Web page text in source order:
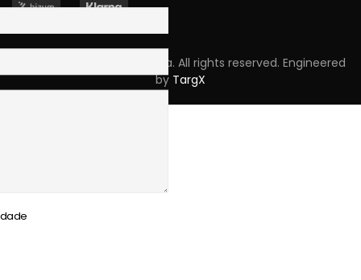
Copyright © 2023 Skpro, Lda. All rights reserved. Engineered
by TargX